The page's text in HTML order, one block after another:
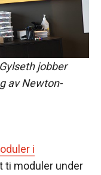
jobber
av Newton-
i
ti moduler under